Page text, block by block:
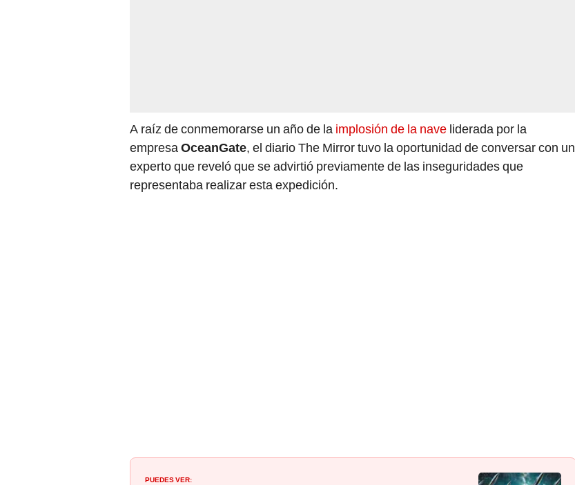
A raíz de conmemorarse un año de la implosión de la nave liderada por la
empresaOceanGate, el diario The Mirror tuvo la oportunidad de conversar con un
experto que reveló que se advirtió previamente de las inseguridades que
representaba realizar esta expedición.
PUEDES VER: